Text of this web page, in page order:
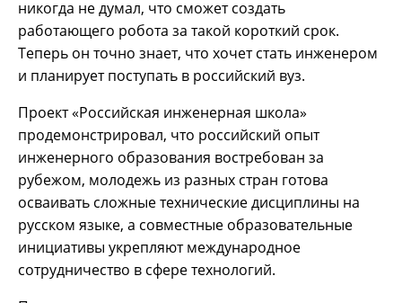
никогда не думал, что сможет создать
работающего робота за такой короткий срок.
Теперь он точно знает, что хочет стать инженером
и планирует поступать в российский вуз.
Проект «Российская инженерная школа»
продемонстрировал, что российский опыт
инженерного образования востребован за
рубежом, молодежь из разных стран готова
осваивать сложные технические дисциплины на
русском языке, а совместные образовательные
инициативы укрепляют международное
сотрудничество в сфере технологий.